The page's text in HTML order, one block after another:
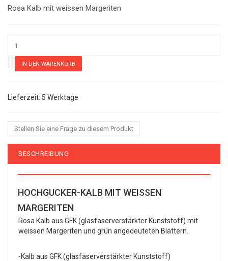
Rosa Kalb mit weissen Margeriten
5 Werktage
Stellen Sie eine Frage zu diesem Produkt
BESCHREIBUNG
HOCHGUCKER-KALB MIT WEISSEN
MARGERITEN
Rosa Kalb aus GFK (glasfaserverstärkter Kunststoff) mit
weissen Margeriten und grün angedeuteten Blättern.
-Kalb aus GFK (glasfaserverstärkter Kunststoff)